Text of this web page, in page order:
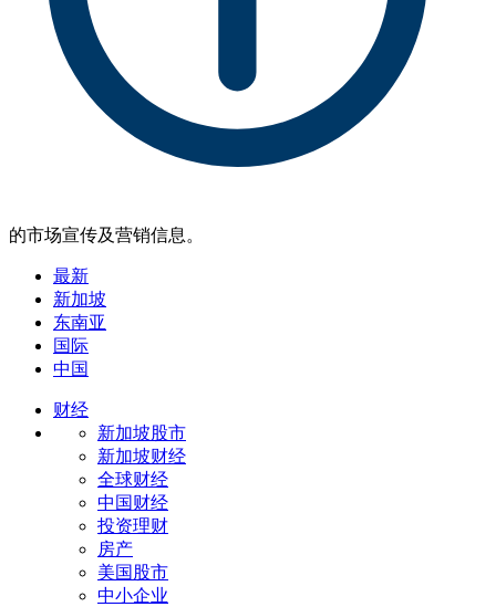
的市场宣传及营销信息。
最新
新加坡
东南亚
国际
中国
财经
新加坡股市
新加坡财经
全球财经
中国财经
投资理财
房产
美国股市
中小企业